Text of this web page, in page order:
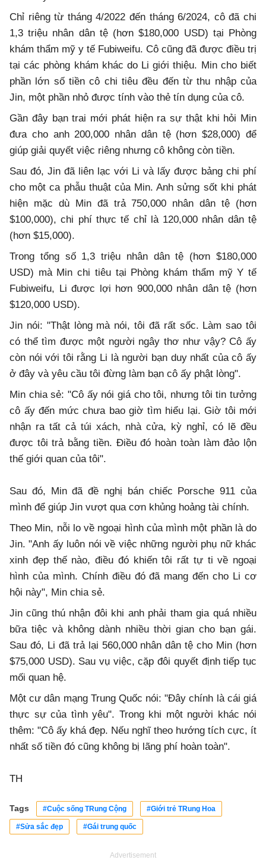
Chỉ riêng từ tháng 4/2022 đến tháng 6/2024, cô đã chi
1,3 triệu nhân dân tệ (hơn $180,000 USD) tại Phòng
khám thẩm mỹ y tế Fubiweifu. Cô cũng đã được điều trị
tại các phòng khám khác do Li giới thiệu. Min cho biết
phần lớn số tiền cô chi tiêu đều đến từ thu nhập của
Jin, một phần nhỏ được tính vào thẻ tín dụng của cô.
Gần đây bạn trai mới phát hiện ra sự thật khi hỏi Min
đưa cho anh 200,000 nhân dân tệ (hơn $28,000) để
giúp giải quyết việc riêng nhưng cô không còn tiền.
Sau đó, Jin đã liên lạc với Li và lấy được bảng chi phí
cho một ca phẫu thuật của Min. Anh sửng sốt khi phát
hiện mặc dù Min đã trả 750,000 nhân dân tệ (hơn
$100,000), chi phí thực tế chỉ là 120,000 nhân dân tệ
(hơn $15,000).
Trong tổng số 1,3 triệu nhân dân tệ (hơn $180,000
USD) mà Min chi tiêu tại Phòng khám thẩm mỹ Y tế
Fubiweifu, Li được lợi hơn 900,000 nhân dân tệ (hơn
$120,000 USD).
Jin nói: "Thật lòng mà nói, tôi đã rất sốc. Làm sao tôi
có thể tìm được một người ngây thơ như vậy? Cô ấy
còn nói với tôi rằng Li là người bạn duy nhất của cô ấy
ở đây và yêu cầu tôi đừng làm bạn cô ấy phật lòng".
Min chia sẻ: "Cô ấy nói giá cho tôi, nhưng tôi tin tưởng
cô ấy đến mức chưa bao giờ tìm hiểu lại. Giờ tôi mới
nhận ra tất cả túi xách, nhà cửa, kỳ nghỉ, có lẽ đều
được tôi trả bằng tiền. Điều đó hoàn toàn làm đảo lộn
thế giới quan của tôi".
Sau đó, Min đã đề nghị bán chiếc Porsche 911 của
mình để giúp Jin vượt qua cơn khủng hoảng tài chính.
Theo Min, nỗi lo về ngoại hình của mình một phần là do
Jin. "Anh ấy luôn nói về việc những người phụ nữ khác
xinh đẹp thế nào, điều đó khiến tôi rất tự ti về ngoại
hình của mình. Chính điều đó đã mang đến cho Li cơ
hội này", Min chia sẻ.
Jin cũng thú nhận đôi khi anh phải tham gia quá nhiều
bữa tiệc và không dành nhiều thời gian cho bạn gái.
Sau đó, Li đã trả lại 560,000 nhân dân tệ cho Min (hơn
$75,000 USD). Sau vụ việc, cặp đôi quyết định tiếp tục
mối quan hệ.
Một cư dân mạng Trung Quốc nói: "Đây chính là cái giá
thực sự của tình yêu". Trong khi một người khác nói
thêm: "Cô ấy khá đẹp. Nếu nghĩ theo hướng tích cực, ít
nhất số tiền đó cũng không bị lãng phí hoàn toàn".
TH
Tags #Cuộc sống TRung Cộng #Giới trẻ TRung Hoa
#Sửa sắc đẹp #Gái trung quốc
Advertisement